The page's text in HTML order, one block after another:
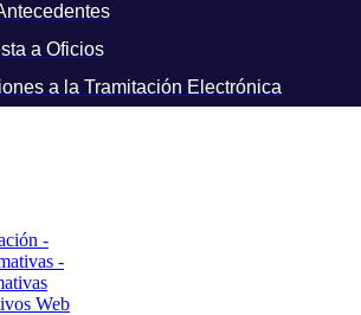
a Oficios
a la Tramitación Electrónica
-
-
Web